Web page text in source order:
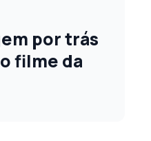
por trás
filme da